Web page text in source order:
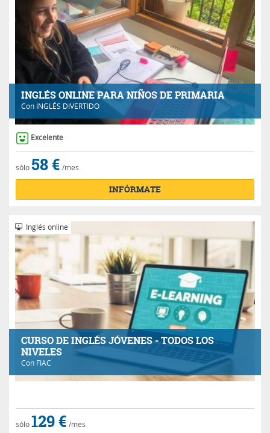
INGLÉS ONLINE PARA NIÑOS DE PRIMARIA
Con INGLÉS DIVERTIDO
Excelente
sólo 58 € /mes
INFÓRMATE
CURSO DE INGLÉS JÓVENES - TODOS LOS
NIVELES
Con FIAC
Inglés online
sólo129 € /mes